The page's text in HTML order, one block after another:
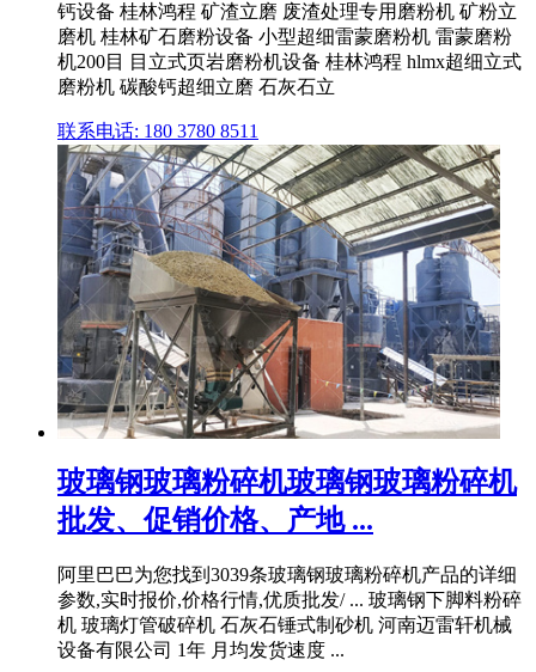
钙设备 桂林鸿程 矿渣立磨 废渣处理专用磨粉机 矿粉立
磨机 桂林矿石磨粉设备 小型超细雷蒙磨粉机 雷蒙磨粉
机200目 目立式页岩磨粉机设备 桂林鸿程 hlmx超细立式
磨粉机 碳酸钙超细立磨 石灰石立
联系电话: 180 3780 8511
玻璃钢玻璃粉碎机玻璃钢玻璃粉碎机
批发、促销价格、产地 ...
阿里巴巴为您找到3039条玻璃钢玻璃粉碎机产品的详细
参数,实时报价,价格行情,优质批发/ ... 玻璃钢下脚料粉碎
机 玻璃灯管破碎机 石灰石锤式制砂机 河南迈雷轩机械
设备有限公司 1年 月均发货速度 ...